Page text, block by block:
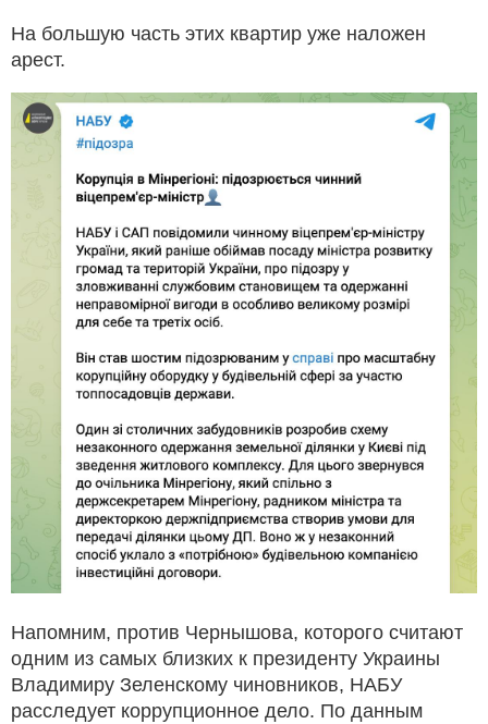
На большую часть этих квартир уже наложен
арест.
Напомним, против Чернышова, которого считают
одним из самых близких к президенту Украины
Владимиру Зеленскому чиновников, НАБУ
расследует коррупционное дело. По данным